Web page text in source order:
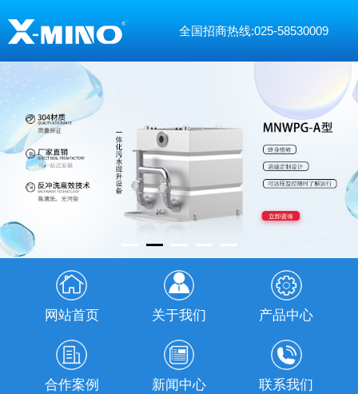
全国招商热线:025-58530009
网站首页 关于我们 产品中心
合作案例 新闻中心 联系我们